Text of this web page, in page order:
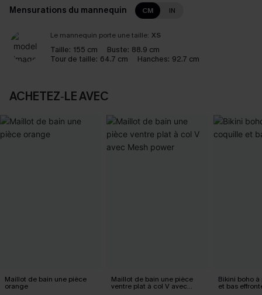
Mensurations du mannequin CM IN
Le mannequin porte une taille: XS
Taille: 155 cm Buste: 88.9 cm
Tour de taille: 64.7 cm Hanches: 92.7 cm
ACHETEZ‑LE AVEC
Maillot de bain une pièce
orange
Maillot de bain une pièce
ventre plat à col V avec
Mesh power
Bikini boho
et bas